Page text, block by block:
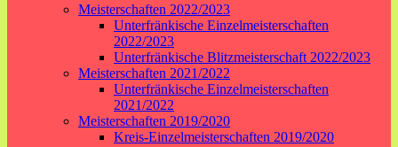
Meisterschaften 2022/2023
Unterfränkische Einzelmeisterschaften
2022/2023
Unterfränkische Blitzmeisterschaft 2022/2023
Meisterschaften 2021/2022
Unterfränkische Einzelmeisterschaften
2021/2022
Meisterschaften 2019/2020
Kreis-Einzelmeisterschaften 2019/2020